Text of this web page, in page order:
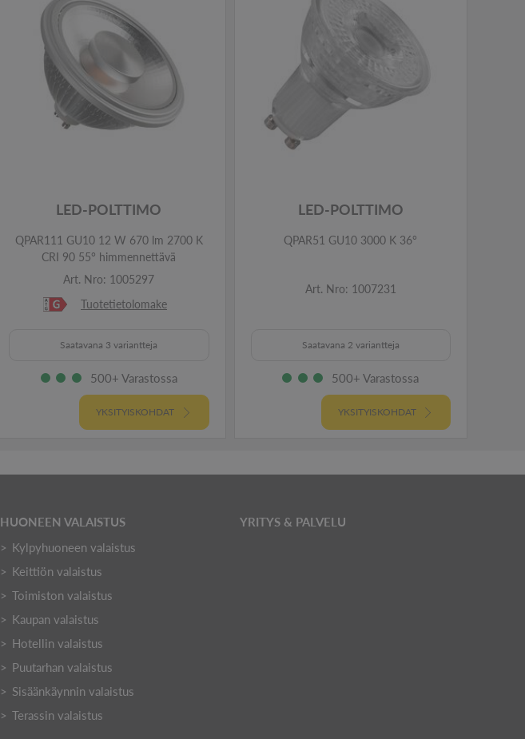
LED-POLTTIMO
QPAR111 GU10 12 W 670 lm 2700 K
CRI 90 55° himmennettävä
Art. Nro: 1005297
Tuotetietolomake
Saatavana 3 variantteja
500+ Varastossa
YKSITYISKOHDAT
LED-POLTTIMO
QPAR51 GU10 3000 K 36°
Art. Nro: 1007231
Saatavana 2 variantteja
500+ Varastossa
YKSITYISKOHDAT
HUONEEN VALAISTUS
Kylpyhuoneen valaistus
Keittiön valaistus
Toimiston valaistus
Kaupan valaistus
Hotellin valaistus
Puutarhan valaistus
Sisäänkäynnin valaistus
Terassin valaistus
YRITYS & PALVELU